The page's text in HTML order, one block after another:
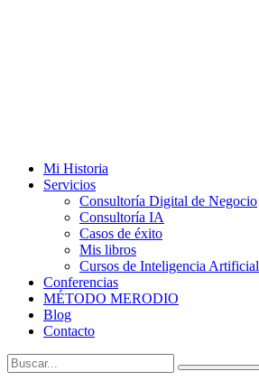
Mi Historia
Servicios
Consultoría Digital de Negocio
Consultoría IA
Casos de éxito
Mis libros
Cursos de Inteligencia Artificial
Conferencias
MÉTODO MERODIO
Blog
Contacto